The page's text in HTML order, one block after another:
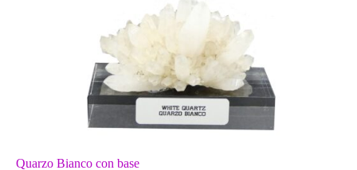
Quarzo Bianco con base